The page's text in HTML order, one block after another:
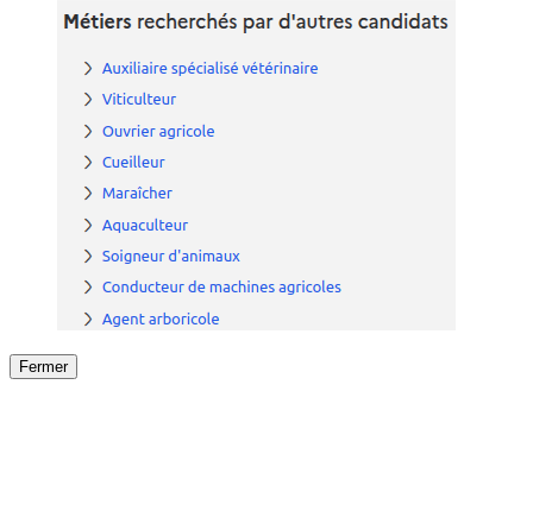
Fermer